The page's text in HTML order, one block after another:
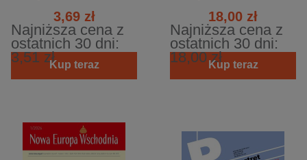
3,69 zł
Najniższa cena z
ostatnich 30 dni:
3,51 złKup teraz
18,00 zł
Najniższa cena z
ostatnich 30 dni:
18,00 złKup teraz